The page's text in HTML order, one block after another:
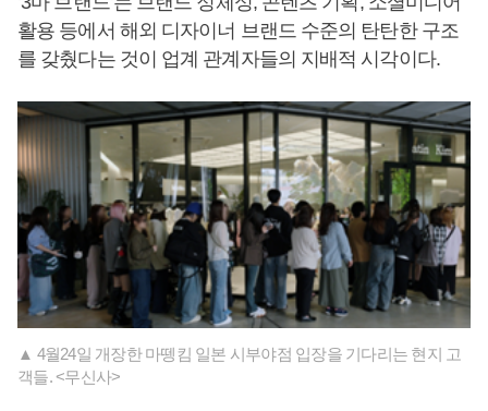
활용 등에서 해외 디자이너 브랜드 수준의 탄탄한 구조
를 갖췄다는 것이 업계 관계자들의 지배적 시각이다.
▲ 4월24일 개장한 마뗑킴 일본 시부야점 입장을 기다리는 현지 고
객들. <무신사>